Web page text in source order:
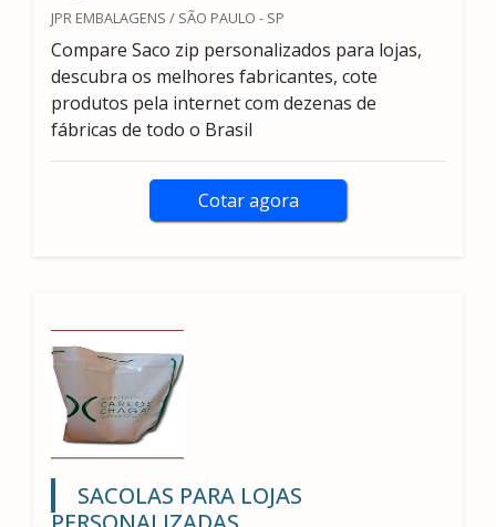
JPR EMBALAGENS / SÃO PAULO - SP
Compare Saco zip personalizados para lojas,
descubra os melhores fabricantes, cote
produtos pela internet com dezenas de
fábricas de todo o Brasil
Cotar agora
SACOLAS PARA LOJAS